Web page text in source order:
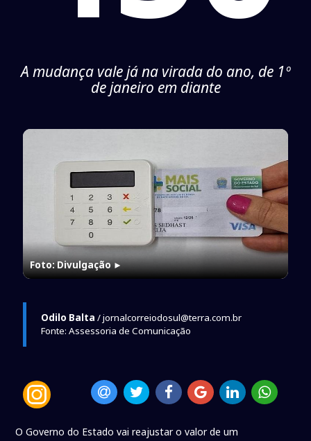
A mudança vale já na virada do ano, de 1º
de janeiro em diante
Foto: Divulgação►
Odilo Balta / jornalcorreiodosul@terra.com.br
Fonte: Assessoria de Comunicação
O Governo do Estado vai reajustar o valor de um